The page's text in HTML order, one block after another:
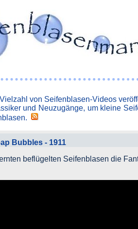
von Seifenblasen-Videos
und Neuzugänge, um kleine
Bubbles - 1911
beflügelten Seifenblasen die